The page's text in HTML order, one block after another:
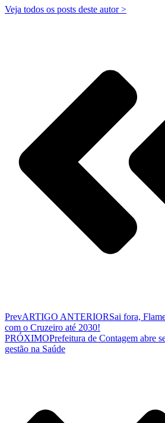
Veja todos os posts deste autor >
PrevARTIGO ANTERIORSai fora,
com o Cruzeiro até 2030!
PRÓXIMOPrefeitura de Contagem abre
gestão na Saúde